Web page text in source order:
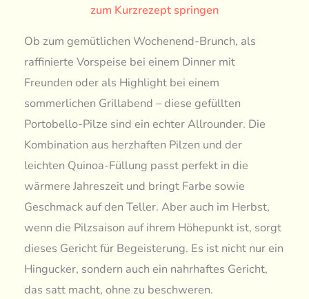
zum Kurzrezept springen
Ob zum gemütlichen Wochenend-Brunch, als
raffinierte Vorspeise bei einem Dinner mit
Freunden oder als Highlight bei einem
sommerlichen Grillabend – diese gefüllten
Portobello-Pilze sind ein echter Allrounder. Die
Kombination aus herzhaften Pilzen und der
leichten Quinoa-Füllung passt perfekt in die
wärmere Jahreszeit und bringt Farbe sowie
Geschmack auf den Teller. Aber auch im Herbst,
wenn die Pilzsaison auf ihrem Höhepunkt ist, sorgt
dieses Gericht für Begeisterung. Es ist nicht nur ein
Hingucker, sondern auch ein nahrhaftes Gericht,
das satt macht, ohne zu beschweren.